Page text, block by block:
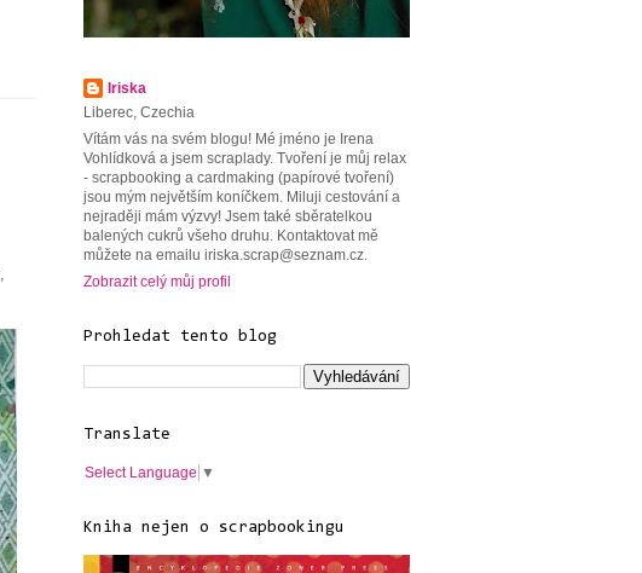
Iriska
Liberec, Czechia
Vítám vás na svém blogu! Mé jméno je Irena
Vohlídková a jsem scraplady. Tvoření je můj relax
- scrapbooking a cardmaking (papírové tvoření)
jsou mým největším koníčkem. Miluji cestování a
nejraději mám výzvy! Jsem také sběratelkou
balených cukrů všeho druhu. Kontaktovat mě
můžete na emailu iriska.scrap@seznam.cz.
Zobrazit celý můj profil
Prohledat tento blog
Translate
Select Language ▼
Kniha nejen o scrapbookingu